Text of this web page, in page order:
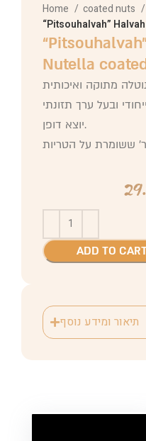
Home
coated nuts
“Pitsouhalvah”
Nutella
מתוקה ואיכותית
ובעל ערך תזונתי
יוצא דופן.
ADD TO
תיאור ומידע נוסף